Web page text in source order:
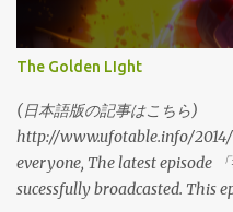
The Golden LIght
(日本語版の記事はこちら)
http://www.ufotable.info/
everyone, The latest episode
sucessfully broadcasted. This